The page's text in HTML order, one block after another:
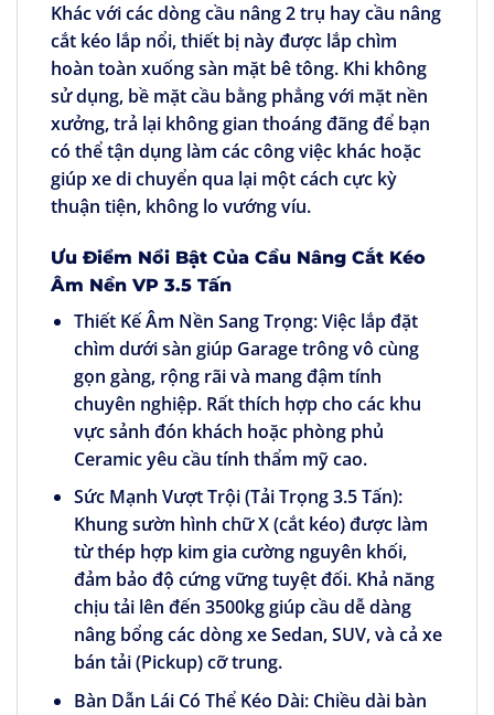
Khác với các dòng cầu nâng 2 trụ hay cầu nâng
cắt kéo lắp nổi, thiết bị này được lắp chìm
hoàn toàn xuống sàn mặt bê tông. Khi không
sử dụng, bề mặt cầu bằng phẳng với mặt nền
xưởng, trả lại không gian thoáng đãng để bạn
có thể tận dụng làm các công việc khác hoặc
giúp xe di chuyển qua lại một cách cực kỳ
thuận tiện, không lo vướng víu.
Ưu Điểm Nổi Bật Của Cầu Nâng Cắt Kéo
Âm Nền VP 3.5 Tấn
Thiết Kế Âm Nền Sang Trọng:Việc lắp đặt
chìm dưới sàn giúp Garage trông vô cùng
gọn gàng, rộng rãi và mang đậm tính
chuyên nghiệp. Rất thích hợp cho các khu
vực sảnh đón khách hoặc phòng phủ
Ceramic yêu cầu tính thẩm mỹ cao.
Sức Mạnh Vượt Trội (Tải Trọng 3.5 Tấn):
Khung sườn hình chữ X (cắt kéo) được làm
từ thép hợp kim gia cường nguyên khối,
đảm bảo độ cứng vững tuyệt đối. Khả năng
chịu tải lên đến 3500kg giúp cầu dễ dàng
nâng bổng các dòng xe Sedan, SUV, và cả xe
bán tải (Pickup) cỡ trung.
Bàn Dẫn Lái Có Thể Kéo Dài:Chiều dài bàn